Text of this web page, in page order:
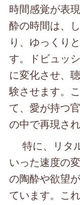
時間感覚が表
酔の時間は、
り、ゆっくり
す。ドビュッ
に変化させ、
験させます。
て、愛が持つ
の中で再現さ
特に、リタ
いった速度の
の陶酔や欲望
ています。こ